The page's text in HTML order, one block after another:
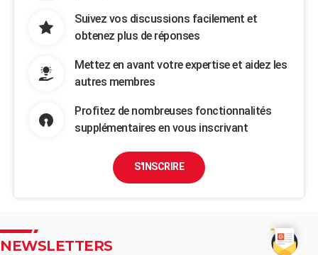
Suivez vos discussions facilement et
obtenez plus de réponses
Mettez en avant votre expertise et aidez les
autres membres
Profitez de nombreuses fonctionnalités
supplémentaires en vous inscrivant
S'INSCRIRE
NEWSLETTERS